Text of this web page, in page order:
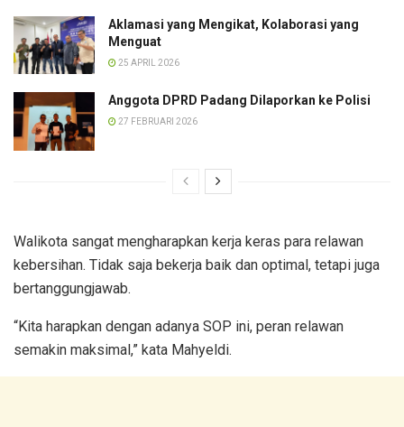
Aklamasi yang Mengikat, Kolaborasi yang
Menguat
25 APRIL 2026
Anggota DPRD Padang Dilaporkan ke Polisi
27 FEBRUARI 2026
Walikota sangat mengharapkan kerja keras para relawan
kebersihan. Tidak saja bekerja baik dan optimal, tetapi juga
bertanggungjawab.
“Kita harapkan dengan adanya SOP ini, peran relawan
semakin maksimal,” kata Mahyeldi.